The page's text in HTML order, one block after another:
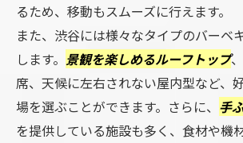
るため、移動もスムーズに行えます。
また、渋谷には様々なタイプのバーベ
します。 景観を楽しめるルーフトップ
席、天候に左右されない屋内型など、
場を選ぶことができます。さらに、 手
を提供している施設も多く、食材や機